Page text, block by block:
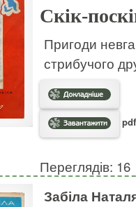
Скік-
Пригоди
стрибучого
Переглядів: 16
Забіла